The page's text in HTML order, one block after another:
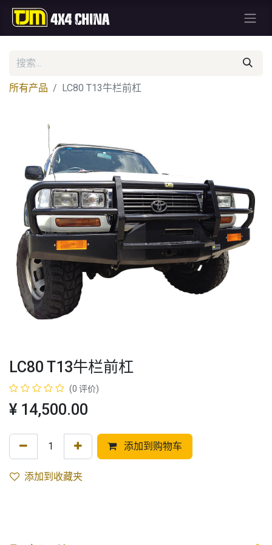
所有产品 LC80 T13牛栏前杠
LC80 T13牛栏前杠
(0 评价)
¥ 14,500.00
添加到购物车
添加到收藏夹